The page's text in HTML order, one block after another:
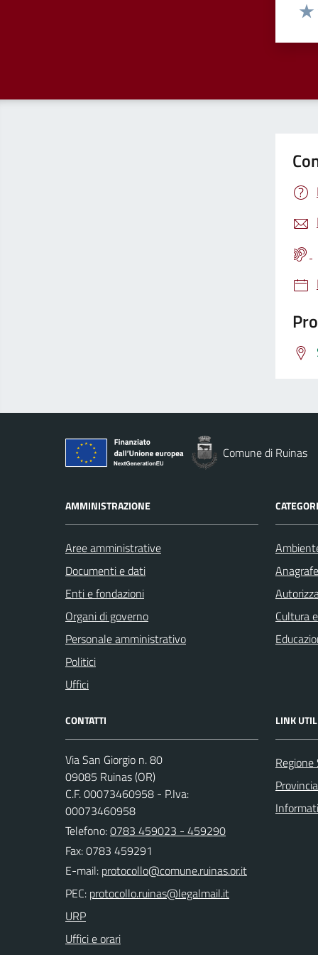
Comune di Ruinas
AMMINISTRAZIONE
Aree amministrative
Documenti e dati
Enti e fondazioni
Organi di governo
Personale amministrativo
Politici
Uffici
Cultura
CONTATTI
Via San Giorgio n. 80
09085 Ruinas (OR)
C.F. 00073460958 - P.Iva:
00073460958
Telefono:0783 459023 - 459290
Fax: 0783 459291
E-mail:
PEC:
URP
Uffici e orari
LINK
Regione